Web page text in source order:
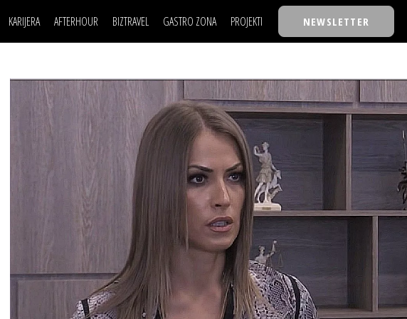
KARIJERA
LJUDI (HR)
MOJ UGAO
USAVRŠAVANJE
KNOW-HOW
AFTERHOUR
KNJIGE
AUTO SVET
STIL
WELLBEING
BIZTRAVEL GASTRO ZONA PROJEKTI
TASTY TALKS
30 ISPOD 30
BACK TO OFFICE/SCHOOL
BIZBENDOVI
BIZKOLEGIJUM
BMW BIZNIS LIGA
BIZLIFE WEEK
IZJAVA GODINE
NEWSLETTER
POSAO
MOJ UGAO
USAVRŠAVANJE
KNOW-HOW
FILM I SCENA
AUTO SVET
STIL
WELLBEING
NAJKOLEGA
30 ISPOD 30
BACK TO OFFICE/SCHOOL
BIZBENDOVI
BIZKOLEGIJUM
BMW BIZNIS LIGA
BIZLIFE WEEK
IZJAVA GODINE